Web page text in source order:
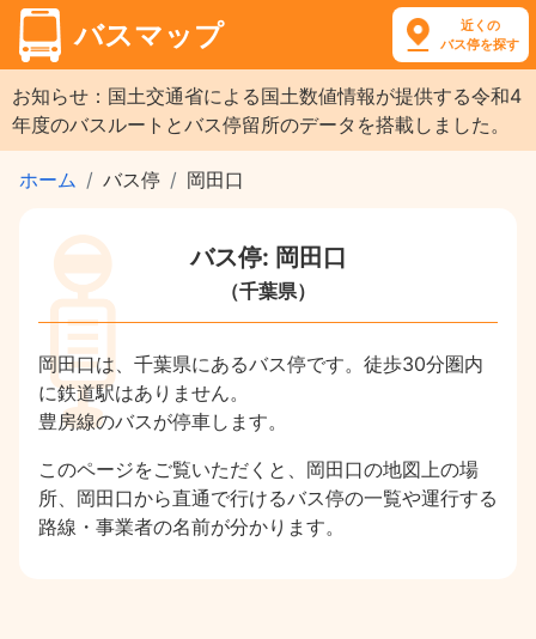
バスマップ
近くの
バス停を探す
お知らせ：国土交通省による国土数値情報が提供する令和4
年度のバスルートとバス停留所のデータを搭載しました。
ホーム バス停 岡田口
バス停: 岡田口
（千葉県）
岡田口は、千葉県にあるバス停です。徒歩30分圏内
に鉄道駅はありません。
豊房線のバスが停車します。
このページをご覧いただくと、岡田口の地図上の場
所、岡田口から直通で行けるバス停の一覧や運行する
路線・事業者の名前が分かります。